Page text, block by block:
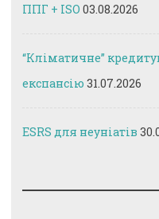
ППГ + ISO 03.08.2026
“Кліматичне”
експансію 31.07.2026
ESRS для неуніатів